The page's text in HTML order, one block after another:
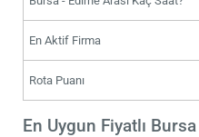
En Aktif Firma
Rota Puanı
En Uygun Fiyatlı